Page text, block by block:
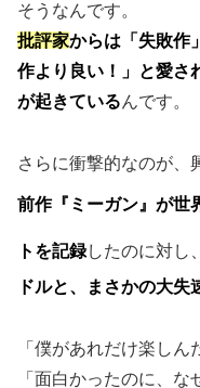
そうなんです。
批評家からは「失敗作
作より良い！」と愛さ
が起きているんです。
さらに衝撃的なのが、
前作『ミーガン』が世
トを記録したのに対し、
ドルと、まさかの大失
「僕があれだけ楽しん
「面白かったのに、な